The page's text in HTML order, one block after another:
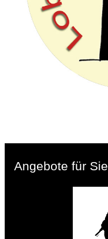
Angebote für Sie